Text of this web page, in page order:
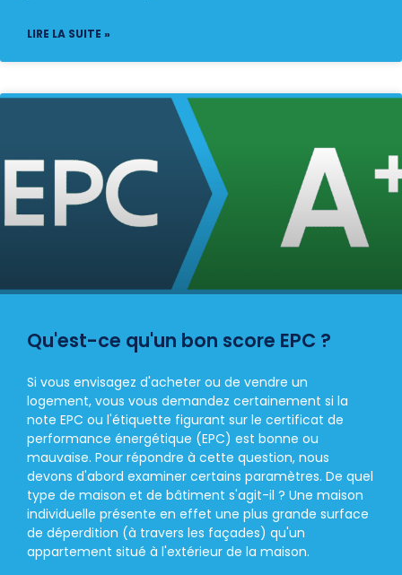
LIRE LA SUITE »
Qu'est-ce qu'un bon score EPC ?
Si vous envisagez d'acheter ou de vendre un
logement, vous vous demandez certainement si la
note EPC ou l'étiquette figurant sur le certificat de
performance énergétique (EPC) est bonne ou
mauvaise. Pour répondre à cette question, nous
devons d'abord examiner certains paramètres. De quel
type de maison et de bâtiment s'agit-il ? Une maison
individuelle présente en effet une plus grande surface
de déperdition (à travers les façades) qu'un
appartement situé à l'extérieur de la maison.